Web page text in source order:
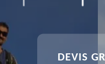
DEVIS